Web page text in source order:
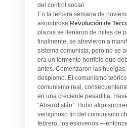
del control social.
En la tercera semana de
asombrosa Revolución de
plazas se llenaron de miles de
finalmente, se atrevieron a
sistema comunista, pero no se
era un tormento horrible que
antes. Comenzaron las
desplomó. El comunismo
comunismo real,
en una creciente pesadilla.
“Absurdistán”. Hubo algo
vertiginoso fin del comunismo
febrero, los eslovenos